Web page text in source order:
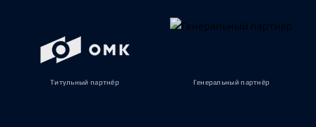
Титульный партнёр Генеральный партнёр